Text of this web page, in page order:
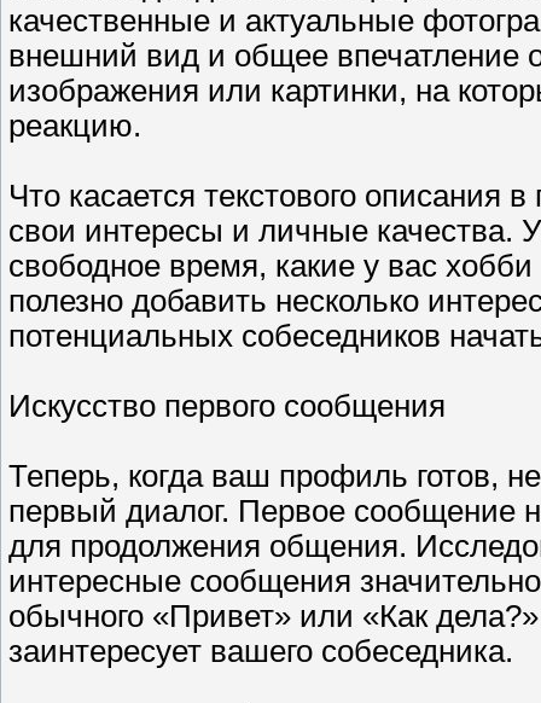
качественные и актуальные
внешний вид и общее впечатление
изображения или картинки, на
реакцию.
Что касается текстового описания
свои интересы и личные качества.
свободное время, какие у вас
полезно добавить несколько
потенциальных собеседников
Искусство первого сообщения
Теперь, когда ваш профиль готов,
первый диалог. Первое сообщение
для продолжения общения.
интересные сообщения
обычного «Привет» или «Как
заинтересует вашего собеседника.